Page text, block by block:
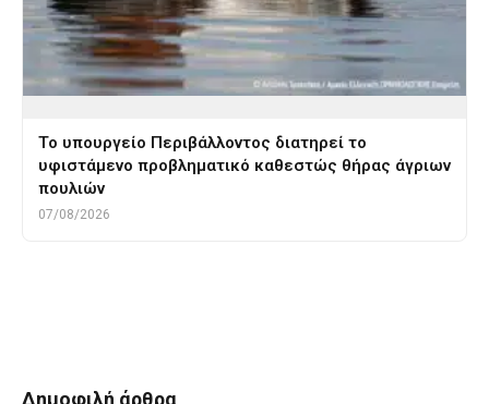
Το υπουργείο Περιβάλλοντος διατηρεί το
υφιστάμενο προβληματικό καθεστώς θήρας άγριων
πουλιών
07/08/2026
Δημοφιλή άρθρα